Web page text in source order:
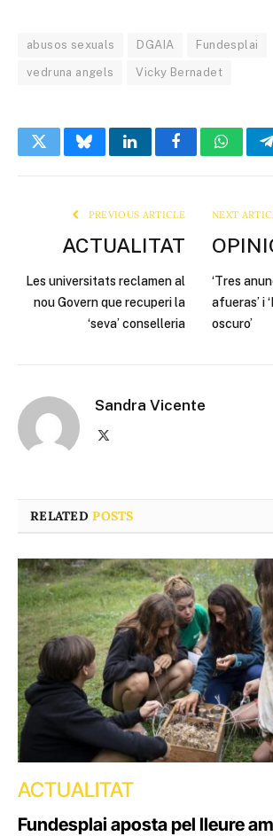
abusos sexuals DGAIA Fundesplai
vedruna angels Vicky Bernadet
TwitterBlueskyLinkedInFacebook
PREVIOUS ARTICLE
ACTUALITAT
Les universitats reclamen al
nou Govern que recuperi la
‘seva’ conselleria
NEXT
‘Tres
afueras’ i
oscuro’
Sandra Vicente
RELATEDPOSTS
ACTUALITAT
Fundesplai aposta pel lleure